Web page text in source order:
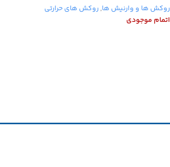
روکش ها و وارنیش ها, روکش های حرارتی
اتمام موجودی